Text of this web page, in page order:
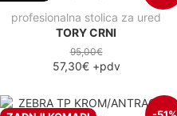
profesionalna stolica za ured
TORY CRNI
95,00€
57,30€+pdv